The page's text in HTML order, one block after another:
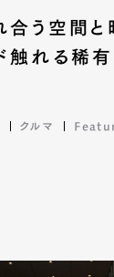
う空間と
触れる稀
クルマ